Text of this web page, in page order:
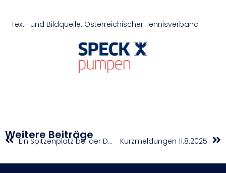
Text- und Bildquelle: Österreichischer Tennisverband
Weitere Beiträge Ein Spitzenplatz bei der Dressur-WM Junge Pferd Kurzmeldungen 11.8.2025